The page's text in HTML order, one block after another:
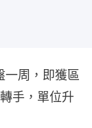
一周，即獲區
手，單位升